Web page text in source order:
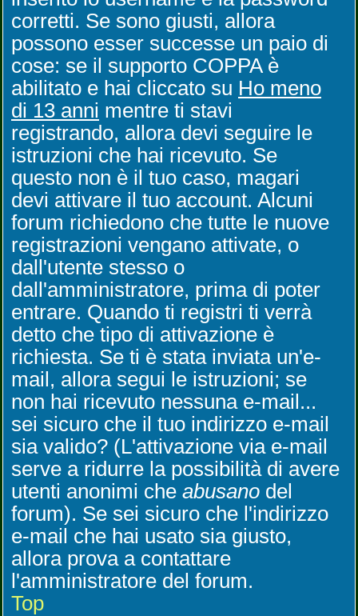
corretti. Se sono giusti, allora
possono esser successe un paio di
cose: se il supporto COPPA è
abilitato e hai cliccato su Ho meno
di 13 anni mentre ti stavi
registrando, allora devi seguire le
istruzioni che hai ricevuto. Se
questo non è il tuo caso, magari
devi attivare il tuo account. Alcuni
forum richiedono che tutte le nuove
registrazioni vengano attivate, o
dall'utente stesso o
dall'amministratore, prima di poter
entrare. Quando ti registri ti verrà
detto che tipo di attivazione è
richiesta. Se ti è stata inviata un'e-
mail, allora segui le istruzioni; se
non hai ricevuto nessuna e-mail...
sei sicuro che il tuo indirizzo e-mail
sia valido? (L'attivazione via e-mail
serve a ridurre la possibilità di avere
utenti anonimi che abusano del
forum). Se sei sicuro che l'indirizzo
e-mail che hai usato sia giusto,
allora prova a contattare
l'amministratore del forum.
Top